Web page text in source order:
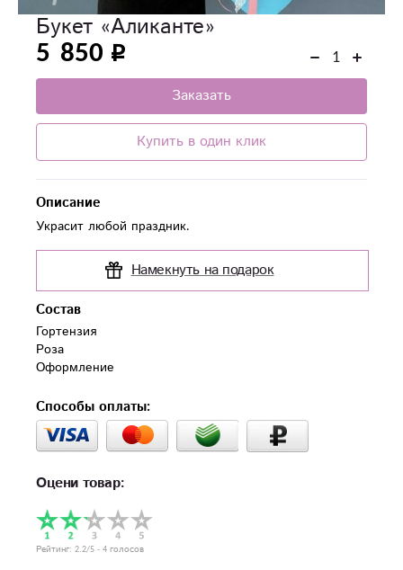
Букет «Аликанте»
5 850
Заказать
Купить в один клик
Описание
Украсит любой праздник.
Намекнуть на подарок
Состав
Гортензия
Роза
Оформление
Способы оплаты:
Оцени товар:
Рейтинг: 2.2/5 - 4 голосов